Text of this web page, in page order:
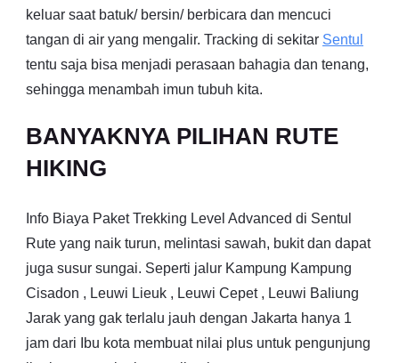
keluar saat batuk/ bersin/ berbicara dan mencuci
tangan di air yang mengalir. Tracking di sekitar Sentul
tentu saja bisa menjadi perasaan bahagia dan tenang,
sehingga menambah imun tubuh kita.
BANYAKNYA PILIHAN RUTE
HIKING
Info Biaya Paket Trekking Level Advanced di Sentul
Rute yang naik turun, melintasi sawah, bukit dan dapat
juga susur sungai. Seperti jalur Kampung Kampung
Cisadon , Leuwi Lieuk , Leuwi Cepet , Leuwi Baliung
Jarak yang gak terlalu jauh dengan Jakarta hanya 1
jam dari Ibu kota membuat nilai plus untuk pengunjung